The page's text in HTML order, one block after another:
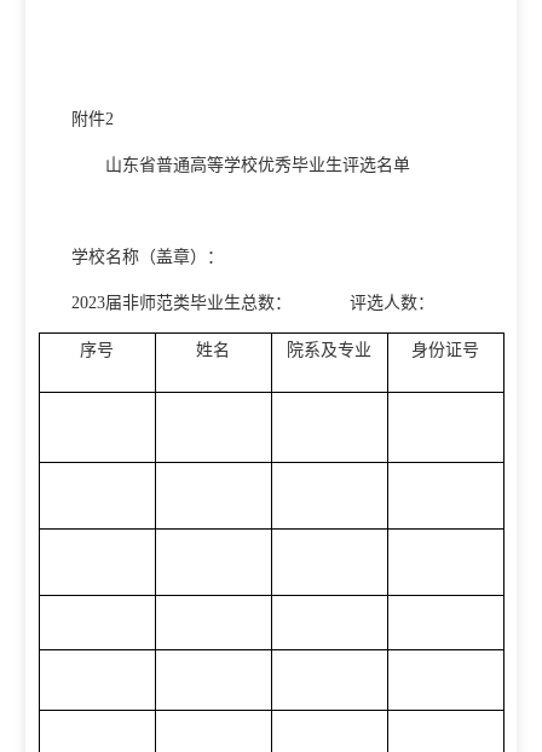
附件2
山东省普通高等学校优秀毕业生评选名单
学校名称（盖章）：
2023届非师范类毕业生总数： 评选人数：
序号 姓名 院系及专业 身份证号